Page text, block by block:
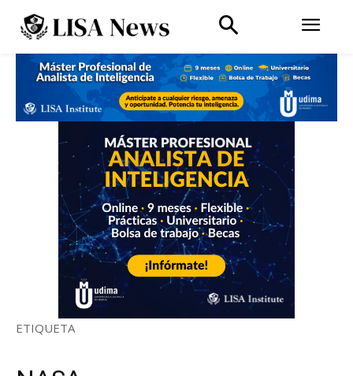
ETIQUETA